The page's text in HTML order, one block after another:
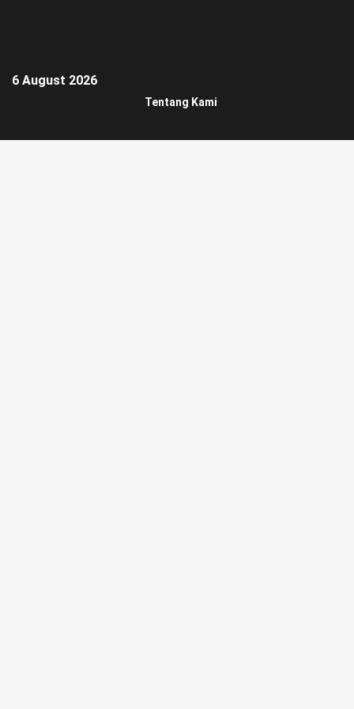
6 August 2026
Tentang Kami